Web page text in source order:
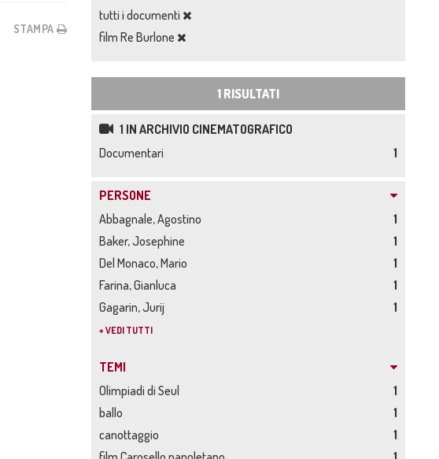
STAMPA
tutti i documenti
film Re Burlone
1 RISULTATI
1 IN ARCHIVIO CINEMATOGRAFICO
Documentari
1
PERSONE
Abbagnale, Agostino
1
Baker, Josephine
1
Del Monaco, Mario
1
Farina, Gianluca
1
Gagarin, Jurij
1
+ VEDI TUTTI
TEMI
Olimpiadi di Seul
1
ballo
1
canottaggio
1